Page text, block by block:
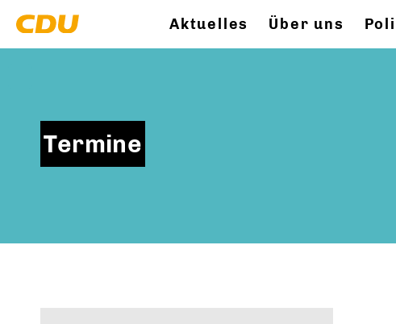
Aktuelles Über uns
Termine